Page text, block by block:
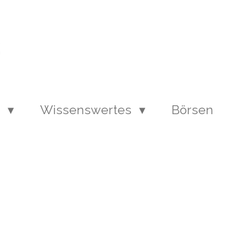
Wissenswertes Börsen